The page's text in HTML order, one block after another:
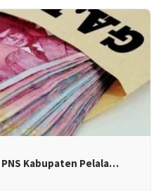
PNS Kabupaten Pelala…